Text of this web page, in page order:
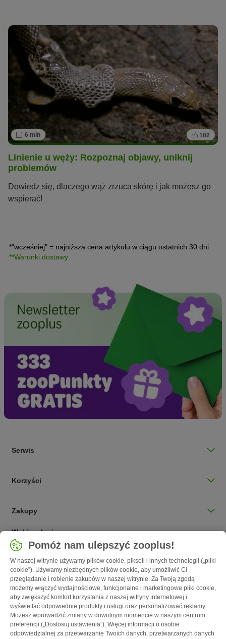
6 min 102
Linienie u węży: Rozpoznaj objawy, uniknij
problemów
Dowiedz się, dlaczego wąż zrzuca skórę i jak możesz go
wspierać!
*"wcześniej" = najniższa cena artykułu w ciągu ostatnich 30 dni.
**Warunki dostawy
Serwis
Korzyści
Zakupy
Wybierz kraj
Polska / PL
Follow zooplus
Pomóż nam ulepszyć zooplus!
W naszej witrynie używamy plików cookie, pikseli i innych technologii („pliki
cookie”). Używamy niezbędnych plików cookie, aby umożliwić Ci
przeglądanie i robienie zakupów w naszej witrynie. Za Twoją zgodą
możemy włączyć wydajnościowe, funkcjonalne i marketingowe pliki cookie,
aby zwiększyć komfort korzystania z naszej witryny internetowej i
wyświetlać odpowiednie produkty i usługi oraz personalizować reklamy.
Możesz wprowadzić zmiany w dowolnym momencie w naszym centrum
preferencji („Dostosuj ustawienia”). Więcej informacji o osobie
odpowiedzialnej za przetwarzanie Twoich danych, przetwarzanych danych